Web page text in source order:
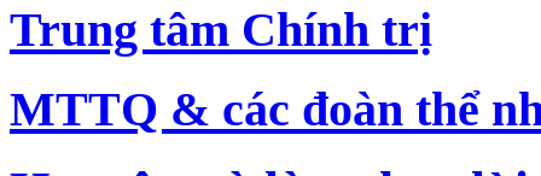
Trung tâm Chính trị
MTTQ & các đoàn thể